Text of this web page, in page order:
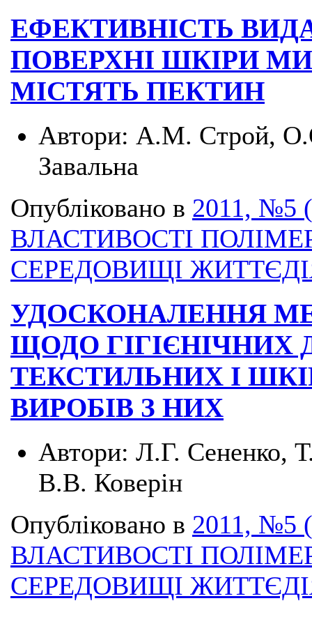
ЕФЕКТИВНІСТЬ
ПОВЕРХНІ ШКІРИ
МІСТЯТЬ ПЕКТИН
Автори: А.М. Строй,
Завальна
Опубліковано в 2011, №5
ВЛАСТИВОСТІ
СЕРЕДОВИЩІ
УДОСКОНАЛЕННЯ
ЩОДО ГІГІЄНІЧНИХ
ТЕКСТИЛЬНИХ І
ВИРОБІВ З НИХ
Автори: Л.Г. Сененко,
В.В. Коверін
Опубліковано в 2011, №5
ВЛАСТИВОСТІ
СЕРЕДОВИЩІ